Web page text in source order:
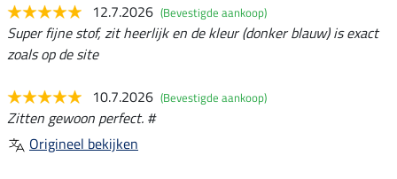
12.7.2026 (Bevestigde aankoop)
Super fijne stof, zit heerlijk en de kleur (donker blauw) is exact
zoals op de site
10.7.2026 (Bevestigde aankoop)
Zitten gewoon perfect. #
Origineel bekijken